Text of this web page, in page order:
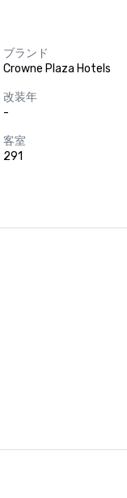
ブランド
Crowne Plaza Hotels
改装年
-
客室
291